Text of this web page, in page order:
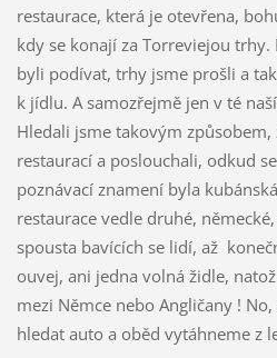
restaurace, která je otevřena,
kdy se konají za Torreviejou
byli podívat, trhy jsme prošli a
k jídlu. A samozřejmě jen v té
Hledali jsme takovým
restaurací a poslouchali, odkud
poznávací znamení byla
restaurace vedle druhé,
spousta bavících se lidí, až
ouvej, ani jedna volná židle,
mezi Němce nebo Angličany !
hledat auto a oběd vytáhneme z